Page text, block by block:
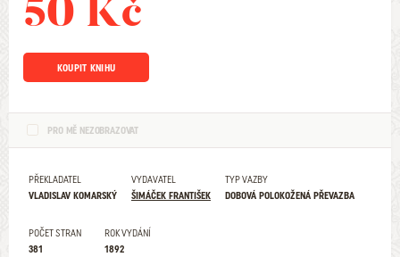
50 Kč
KOUPIT KNIHU
PRO MĚ NEZOBRAZOVAT
PŘEKLADATEL
VLADISLAV KOMARSKÝ
VYDAVATEL
ŠIMÁČEK FRANTIŠEK
TYP VAZBY
DOBOVÁ POLOKOŽENÁ PŘEVAZBA
POČET STRAN
381
ROK VYDÁNÍ
1892